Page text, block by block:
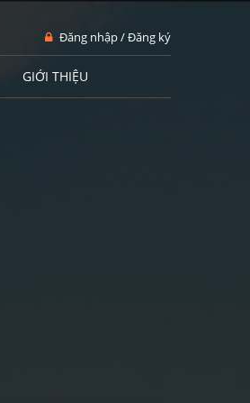
Đăng nhập / Đăng ký
GIỚI THIỆU